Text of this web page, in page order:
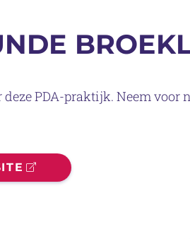
PDA-praktijk. Neem voor